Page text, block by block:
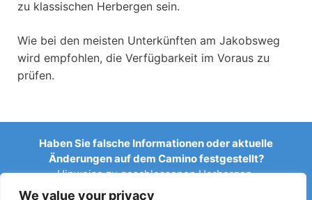
We value your privacy
zu klassischen Herbergen sein.
Wie bei den meisten Unterkünften am Jakobsweg
wird empfohlen, die Verfügbarkeit im Voraus zu
prüfen.
Haben Sie falsche Informationen oder aktuelle
Änderungen auf dem Camino festgestellt?
Hinweise zu geschlossenen Herbergen,
Überschwemmungen, Umleitungen, Bauarbeiten oder